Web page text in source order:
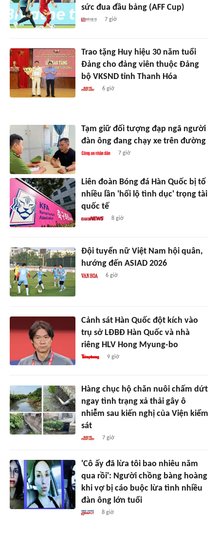
sức đua đầu bảng (AFF Cup)
7 giờ
Trao tặng Huy hiệu 30 năm tuổi
Đảng cho đảng viên thuộc Đảng
bộ VKSND tỉnh Thanh Hóa
6 giờ
Tạm giữ đối tượng đạp ngã người
đàn ông đang chạy xe trên đường
7 giờ
Liên đoàn Bóng đá Hàn Quốc bị tố
nhiều lần 'hối lộ tình dục' trọng tài
quốc tế
8 giờ
Đội tuyển nữ Việt Nam hội quân,
hướng đến ASIAD 2026
6 giờ
Cảnh sát Hàn Quốc đột kích vào
trụ sở LĐBĐ Hàn Quốc và nhà
riêng HLV Hong Myung-bo
9 giờ
Hàng chục hộ chăn nuôi chấm dứt
ngay tình trạng xả thải gây ô
nhiễm sau kiến nghị của Viện kiểm
sát
7 giờ
'Cô ấy đã lừa tôi bao nhiêu năm
qua rồi': Người chồng bàng hoàng
khi vợ bị cáo buộc lừa tình nhiều
đàn ông lớn tuổi
8 giờ